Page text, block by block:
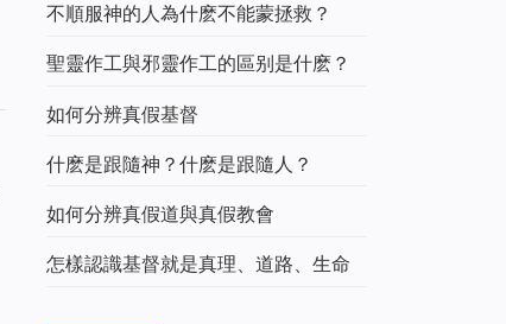
不順服神的人為什麽不能蒙拯救？
聖靈作工與邪靈作工的區别是什麽？
如何分辨真假基督
什麽是跟隨神？什麽是跟隨人？
如何分辨真假道與真假教會
怎樣認識基督就是真理、道路、生命